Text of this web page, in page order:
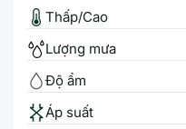
Thấp/Cao
Lượng mưa
Độ ẩm
Áp suất